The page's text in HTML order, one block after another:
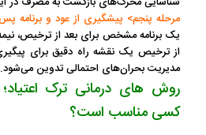
مرحله پنجم> پیشگیری از عود و برنامه
یک برنامه مشخص برای بعد از ترخیص،
از ترخیص یک نقشه راه دقیق برای
مدیریت بحران‌های احتمالی تدوین می‌شود.
روش های درمانی ترک
کسی مناسب است؟